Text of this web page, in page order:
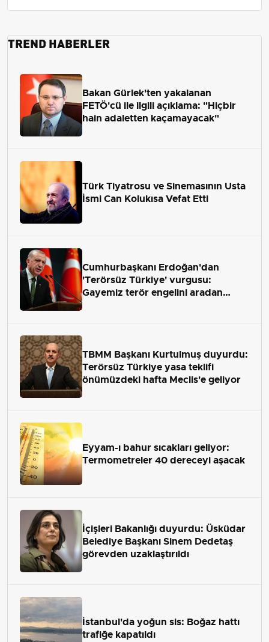
TREND HABERLER
Bakan Gürlek'ten yakalanan
FETÖ'cü ile ilgili açıklama: "Hiçbir
hain adaletten kaçamayacak"
Türk Tiyatrosu ve Sinemasının Usta
İsmi Can Kolukısa Vefat Etti
Cumhurbaşkanı Erdoğan'dan
'Terörsüz Türkiye' vurgusu:
Gayemiz terör engelini aradan
TBMM Başkanı Kurtulmuş duyurdu:
Terörsüz Türkiye yasa teklifi
önümüzdeki hafta Meclis'e geliyor
Eyyam-ı bahur sıcakları geliyor:
Termometreler 40 dereceyi aşacak
İçişleri Bakanlığı duyurdu: Üsküdar
Belediye Başkanı Sinem Dedetaş
görevden uzaklaştırıldı
İstanbul'da yoğun sis: Boğaz hattı
trafiğe kapatıldı